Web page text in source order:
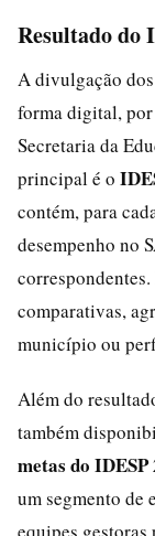
Resultado do
A divulgação
forma digital, por
Secretaria da
principal é o
contém, para
desempenho no
comparativas,
município ou
Além do
também
metas do IDESP
um segmento de
equipes gestoras